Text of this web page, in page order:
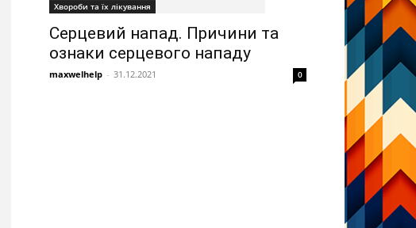
Хвороби та їх лікування
Серцевий напад. Причини та
ознаки серцевого нападу
maxwelhelp - 31.12.2021 0